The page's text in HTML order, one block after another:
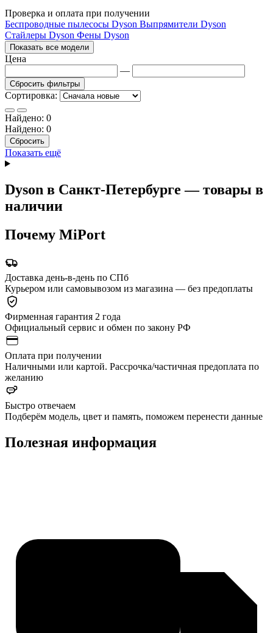
Проверка и оплата при получении
Беспроводные пылесосы Dyson Выпрямители Dyson
Стайлеры Dyson Фены Dyson
Показать все модели
Цена
—
Сбросить фильтры
Сортировка:
Найдено: 0
Найдено: 0
Сбросить
Показать ещё
Dyson в Санкт-Петербурге — товары в
наличии
Почему MiPort
Доставка день-в-день по СПб
Курьером или самовывозом из магазина — без предоплаты
Фирменная гарантия 2 года
Официальный сервис и обмен по закону РФ
Оплата при получении
Наличными или картой. Рассрочка/частичная предоплата по
желанию
Быстро отвечаем
Подберём модель, цвет и память, поможем перенести данные
Полезная информация